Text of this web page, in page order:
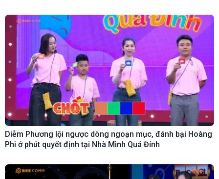
Diễm Phương lội ngược dòng ngoạn mục, đánh bại Hoàng
Phi ở phút quyết định tại Nhà Mình Quá Đỉnh